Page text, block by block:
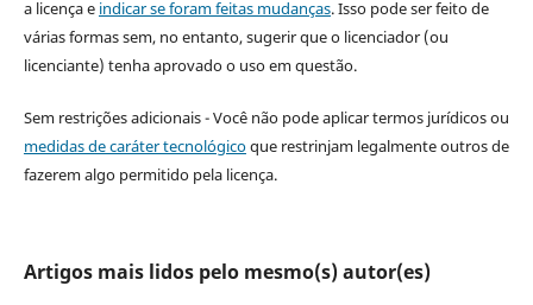
a licença e indicar se foram feitas mudanças. Isso pode ser feito de
várias formas sem, no entanto, sugerir que o licenciador (ou
licenciante) tenha aprovado o uso em questão.
Sem restrições adicionais - Você não pode aplicar termos jurídicos ou
medidas de caráter tecnológicoque restrinjam legalmente outros de
fazerem algo permitido pela licença.
Artigos mais lidos pelo mesmo(s) autor(es)